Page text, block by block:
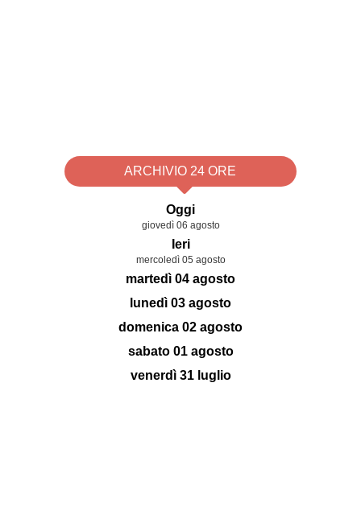
ARCHIVIO 24 ORE
Oggi
giovedì 06 agosto
Ieri
mercoledì 05 agosto
martedì 04 agosto
lunedì 03 agosto
domenica 02 agosto
sabato 01 agosto
venerdì 31 luglio